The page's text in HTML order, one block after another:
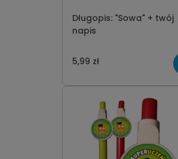
Długopis: "Sowa" + twój
napis
5,99 zł